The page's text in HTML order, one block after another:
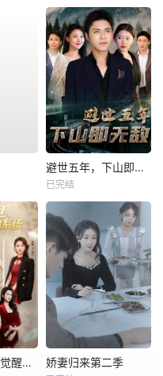
避世五年，下山即无敌
已完结
开局被甩，我觉醒情绪系统 娇妻归来第二季